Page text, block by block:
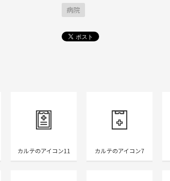
病院
カルテのアイコン11 カルテのアイコン7